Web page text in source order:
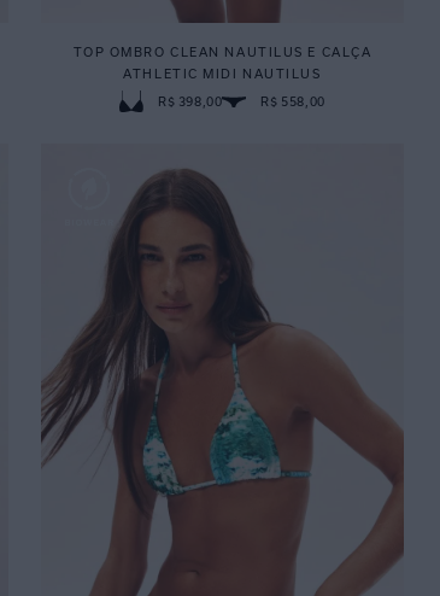
TOP OMBRO CLEAN NAUTILUS E CALÇA
ATHLETIC MIDI NAUTILUS
R$ 398,00
R$ 558,00